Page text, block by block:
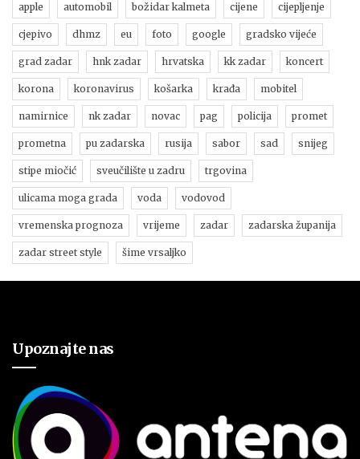
apple automobil božidar kalmeta cijene cijepljenje
cjepivo dhmz eu foto google gradsko vijeće
grad zadar hnk zadar hrvatska kk zadar koncert
korona koronavirus košarka krađa mobitel
namirnice nk zadar novac pag policija promet
prometna pu zadarska rusija sabor sad snijeg
stipe miočić sveučilište u zadru trgovina
ulicama moga grada voda vodovod
vremenska prognoza vrijeme zadar zadarska županija
zadar street style šime vrsaljko
Upoznajte nas